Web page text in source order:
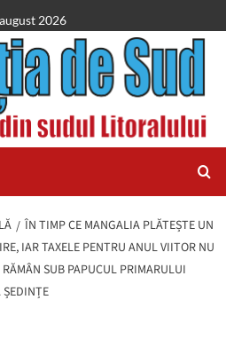
2026
ÎN TIMP CE MANGALIA PLĂTEȘTE UN
IAR TAXELE PENTRU ANUL VIITOR NU
SUB PAPUCUL PRIMARULUI